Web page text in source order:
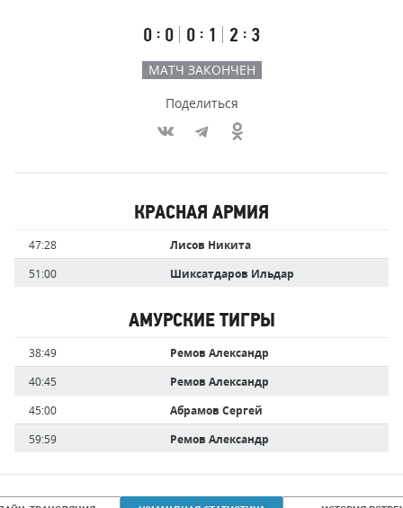
Первый
тайм
0 : 0
Второй
тайм
0 : 1
Третий
тайм
2 : 3
МАТЧ ЗАКОНЧЕН
Поделиться
забившие
голы
КРАСНАЯ АРМИЯ
Время Имя
игрока
47:28
Лисов Никита
51:00
Шиксатдаров Ильдар
АМУРСКИЕ ТИГРЫ
Время Имя
игрока
38:49
Ремов Александр
40:45
Ремов Александр
45:00
Абрамов Сергей
59:59
Ремов Александр